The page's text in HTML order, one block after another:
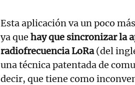
Esta aplicación va un poco
ya que hay que sincronizar la
radiofrecuencia LoRa(del
una técnica patentada de
decir, que tiene como